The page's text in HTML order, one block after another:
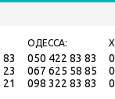
83
23
21
ОДЕССА:
050 422 83 83
067 625 58 85
098 322 83 83